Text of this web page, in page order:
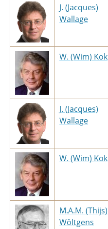
J. (Jacques)
Wallage
W. (Wim) Kok
J. (Jacques)
Wallage
W. (Wim) Kok
M.A.M. (Thijs)
Wöltgens